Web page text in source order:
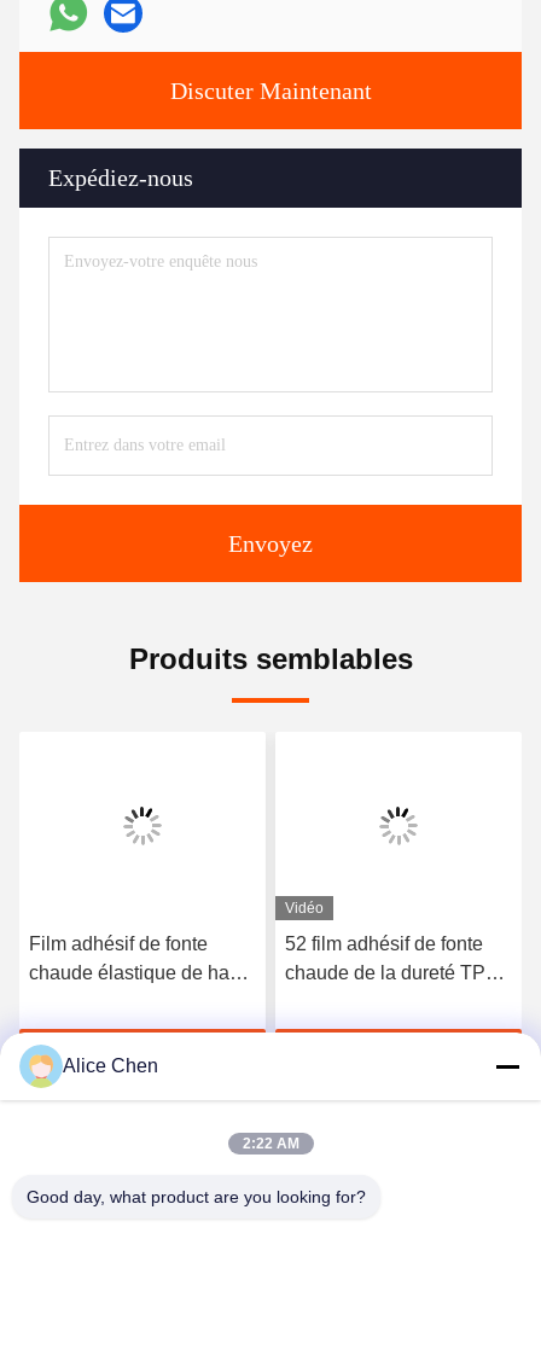
Discuter Maintenant
Expédiez-nous
Envoyez
Produits semblables
Film adhésif de fonte
chaude élastique de haute
3412
Discuter Maintenant
Vidéo
52 film adhésif de fonte
chaude de la dureté TPU
vêtements sans couture
Alice Chen
2:22 AM
Good day, what product are you looking for?